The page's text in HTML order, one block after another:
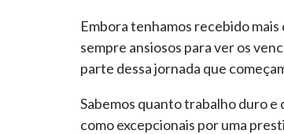
Embora tenhamos recebido
sempre ansiosos para ver os
parte dessa jornada que
Sabemos quanto trabalho duro
como excepcionais por uma